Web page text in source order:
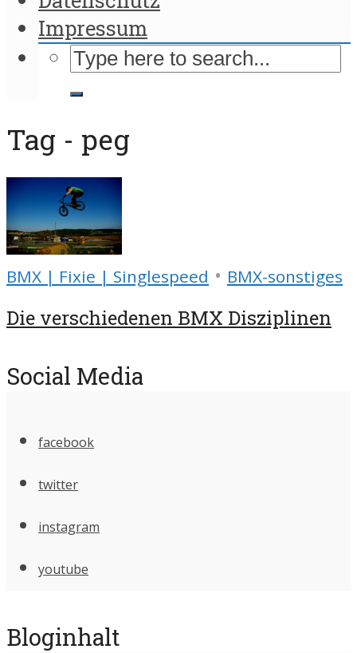
Impressum
Tag - peg
BMX | Fixie | Singlespeed • BMX-sonstiges
Die verschiedenen BMX Disziplinen
Social Media
facebook
twitter
instagram
youtube
Bloginhalt